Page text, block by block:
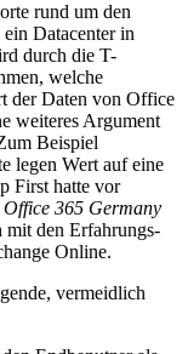
rund um den
ein Datacenter in
durch die T-
welche
der Daten von Office
weiteres Argument
Beispiel
legen Wert auf eine
First hatte vor
Office 365 Germany
mit den Erfahrungs-
Online.
vermeidlich